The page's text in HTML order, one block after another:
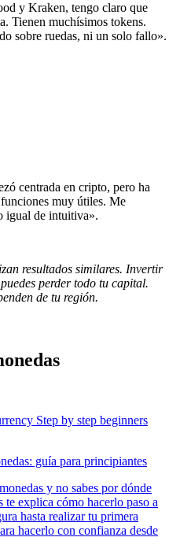
y Kraken, tengo claro que
Tienen muchísimos tokens.
sobre ruedas, ni un solo fallo».
centrada en cripto, pero ha
muy útiles. Me
igual de intuitiva».
resultados similares. Invertir
perder todo tu capital.
de tu región.
guía para principiantes
y no sabes por dónde
te explica cómo hacerlo paso a
hasta realizar tu primera
hacerlo con confianza desde